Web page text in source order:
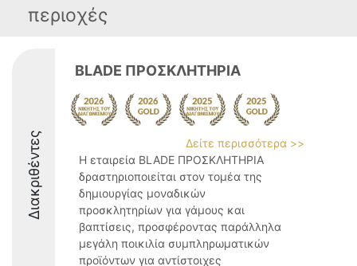
περιοχές
Διακριθέντες
BLADE ΠΡΟΣΚΛΗΤΗΡΙΑ
Δείτε περισσότερα >>
Η εταιρεία BLADE ΠΡΟΣΚΛΗΤΗΡΙΑ
δραστηριοποιείται στον τομέα της
δημιουργίας μοναδικών
προσκλητηρίων για γάμους και
βαπτίσεις, προσφέροντας παράλληλα
μεγάλη ποικιλία συμπληρωματικών
προϊόντων για αντίστοιχες